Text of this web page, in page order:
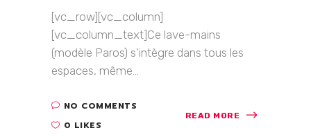
[vc_row][vc_column]
[vc_column_text]Ce lave-mains
(modèle Paros) s'intègre dans tous les
espaces, même...
NO COMMENTS
0 LIKES
READ MORE